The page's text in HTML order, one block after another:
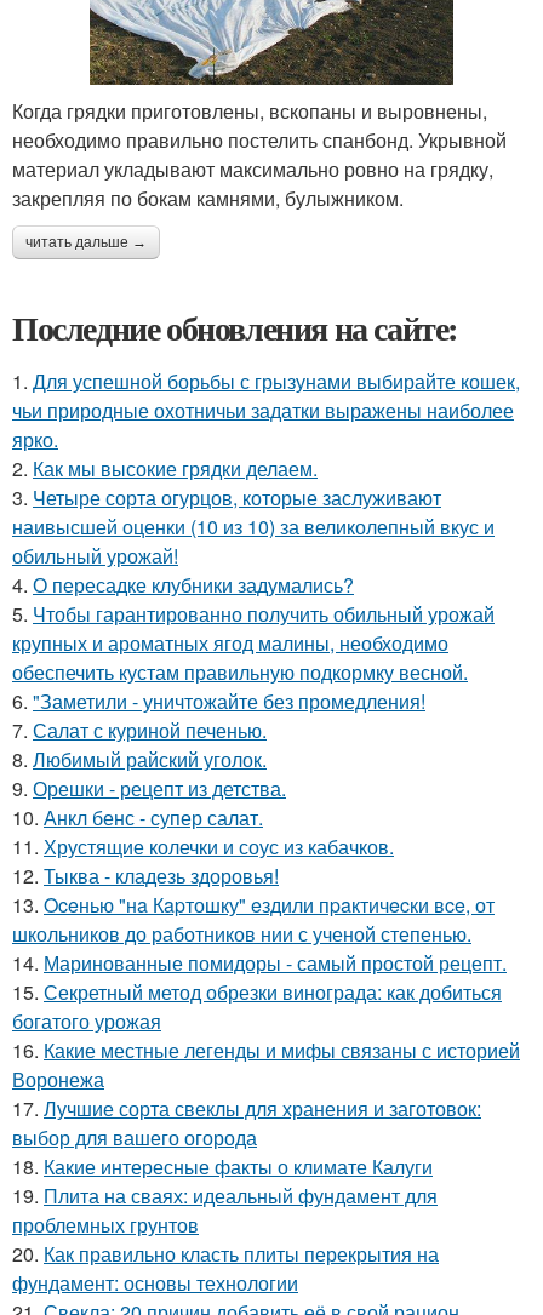
Когда грядки приготовлены, вскопаны и выровнены,
необходимо правильно постелить спанбонд. Укрывной
материал укладывают максимально ровно на грядку,
закрепляя по бокам камнями, булыжником.
читать дальше →
Последние обновления на сайте:
1. Для успешной борьбы с грызунами выбирайте кошек,
чьи природные охотничьи задатки выражены наиболее
ярко.
2. Как мы высокие грядки делаем.
3. Четыре сорта огурцов, которые заслуживают
наивысшей оценки (10 из 10) за великолепный вкус и
обильный урожай!
4. О пересадке клубники задумались?
5. Чтобы гарантированно получить обильный урожай
крупных и ароматных ягод малины, необходимо
обеспечить кустам правильную подкормку весной.
6. "Заметили - уничтожайте без промедления!
7. Салат с куриной печенью.
8. Любимый райский уголок.
9. Орешки - рецепт из детства.
10. Анкл бенс - супер салат.
11. Хрустящие колечки и соус из кабачков.
12. Тыква - кладезь здоровья!
13. Oceнью "нa Кapтошку" eздили пpaктичecки вce, от
школьников до работников нии с ученой степенью.
14. Маринованные помидоры - самый простой рецепт.
15. Секретный метод обрезки винограда: как добиться
богатого урожая
16. Какие местные легенды и мифы связаны с историей
Воронежа
17. Лучшие сорта свеклы для хранения и заготовок:
выбор для вашего огорода
18. Какие интересные факты о климате Калуги
19. Плита на сваях: идеальный фундамент для
проблемных грунтов
20. Как правильно класть плиты перекрытия на
фундамент: основы технологии